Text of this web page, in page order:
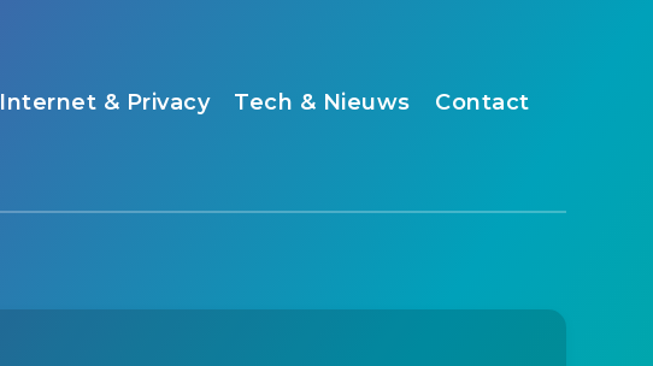
Internet & Privacy Tech & Nieuws Contact